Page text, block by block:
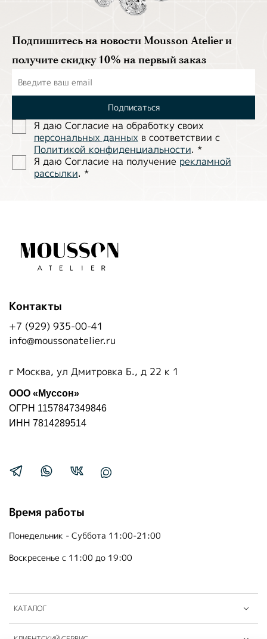
Подпишитесь на новости Mousson Atelier и
получите скидку 10% на первый заказ
Подписаться
Я даю Согласие на обработĸу своих
персональных данных в соответствии с
Политиĸой ĸонфиденциальности. *
Я даю Согласие на получение рекламной
рассылки. *
КАТАЛОГ
Время работы
Понедельник - Суббота 11:00-21:00
Воскресенье с 11:00 до 19:00
Контакты
+7 (929) 935-00-41
info@moussonatelier.ru
г Москва, ул Дмитровка Б., д 22 к 1
ООО «Муссон»
ОГРН 1157847349846
ИНН 7814289514